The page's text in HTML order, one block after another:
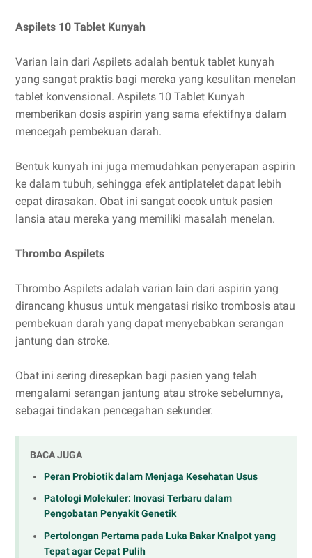
Aspilets 10 Tablet Kunyah
Varian lain dari Aspilets adalah bentuk tablet kunyah
yang sangat praktis bagi mereka yang kesulitan menelan
tablet konvensional. Aspilets 10 Tablet Kunyah
memberikan dosis aspirin yang sama efektifnya dalam
mencegah pembekuan darah.
Bentuk kunyah ini juga memudahkan penyerapan aspirin
ke dalam tubuh, sehingga efek antiplatelet dapat lebih
cepat dirasakan. Obat ini sangat cocok untuk pasien
lansia atau mereka yang memiliki masalah menelan.
Thrombo Aspilets
Thrombo Aspilets adalah varian lain dari aspirin yang
dirancang khusus untuk mengatasi risiko trombosis atau
pembekuan darah yang dapat menyebabkan serangan
jantung dan stroke.
Obat ini sering diresepkan bagi pasien yang telah
mengalami serangan jantung atau stroke sebelumnya,
sebagai tindakan pencegahan sekunder.
BACA JUGA
Peran Probiotik dalam Menjaga Kesehatan Usus
Patologi Molekuler: Inovasi Terbaru dalam
Pengobatan Penyakit Genetik
Pertolongan Pertama pada Luka Bakar Knalpot yang
Tepat agar Cepat Pulih